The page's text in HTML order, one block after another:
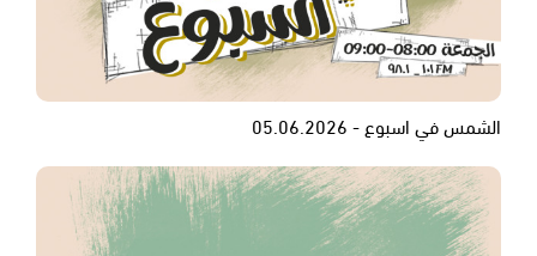
الشمس في اسبوع - 05.06.2026